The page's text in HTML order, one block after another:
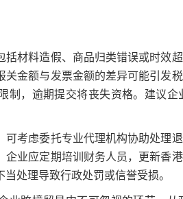
材料造假、商品归类错误或时效超
关金额与发票金额的差异可能引发
制，逾期提交将丧失资格。建议
虑委托专业代理机构协助处理退
企业应定期培训财务人员，更新香
处理导致行政处罚或信誉受损。